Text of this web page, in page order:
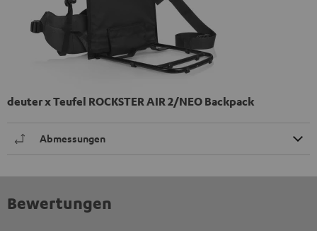
deuter x Teufel ROCKSTER AIR 2/NEO Backpack
Abmessungen
Bewertungen